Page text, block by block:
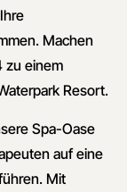
Machen
zu einem
Resort.
Spa-Oase
auf eine
Mit